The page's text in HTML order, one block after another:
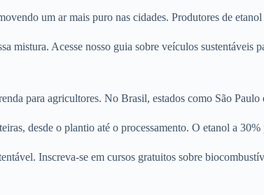
um ar mais puro nas cidades. Produtores de
mistura. Acesse nosso guia sobre veículos sustentáveis
para agricultores. No Brasil, estados como São Paulo
desde o plantio até o processamento. O etanol a
Inscreva-se em cursos gratuitos sobre